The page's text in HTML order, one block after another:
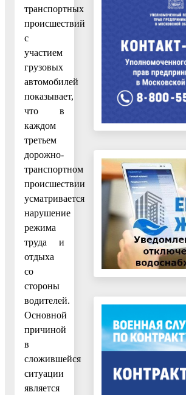
транспортных
происшествий
с
участием
грузовых
автомобилей
показывает,
что в
каждом
третьем
дорожно-
транспортном
происшествии
усматривается
нарушение
режима
труда и
отдыха
со
стороны
водителей.
Основной
причиной
в
сложившейся
ситуации
является